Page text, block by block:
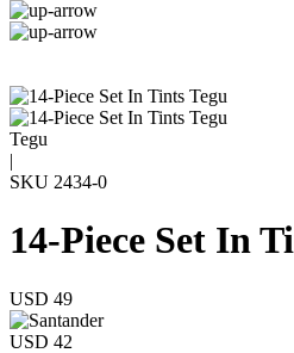
Tegu
|
SKU 2434-0
14-Piece Set In
USD 49
USD 42